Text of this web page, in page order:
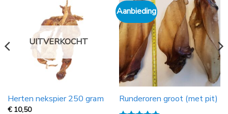
UITVERKOCHT
Herten nekspier 250 gram
€ 10,50
Aanbieding
Runderoren groot (met pit)